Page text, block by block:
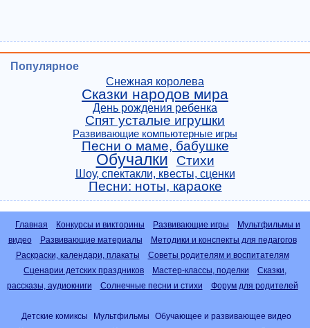
Популярное
Снежная королева
Сказки народов мира
День рождения ребенка
Спят усталые игрушки
Развивающие компьютерные игры
Песни о маме, бабушке
Обучалки Стихи
Шоу, спектакли, квесты, сценки
Песни: ноты, караоке
Главная Конкурсы и викторины Развивающие игры
Мультфильмы и
видео
Развивающие материалы
Методики и конспекты для педагогов
Раскраски, календари, плакаты
Советы родителям и воспитателям
Сценарии детских праздников
Мастер-классы, поделки
Сказки,
рассказы, аудиокниги
Солнечные песни и стихи Форум для родителей
Детские комиксы Мультфильмы
Обучающее и развивающее видео